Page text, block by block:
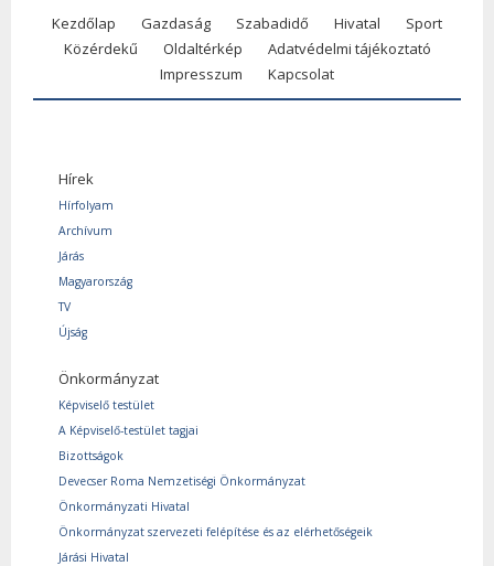
Kezdőlap Gazdaság Szabadidő Hivatal
Sport
Közérdekű
Oldaltérkép
Adatvédelmi tájékoztató
Impresszum
Kapcsolat
Hírek
Hírfolyam
Archívum
Járás
Magyarország
TV
Újság
Önkormányzat
Képviselő testület
A Képviselő-testület tagjai
Bizottságok
Devecser Roma Nemzetiségi Önkormányzat
Önkormányzati Hivatal
Önkormányzat szervezeti felépítése és az elérhetőségeik
Járási Hivatal